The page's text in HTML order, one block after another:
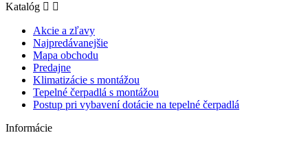
Katalóg  
Akcie a zľavy
Najpredávanejšie
Mapa obchodu
Predajne
Klimatizácie s montážou
Tepelné čerpadlá s montážou
Postup pri vybavení dotácie na tepelné čerpadlá
Informácie